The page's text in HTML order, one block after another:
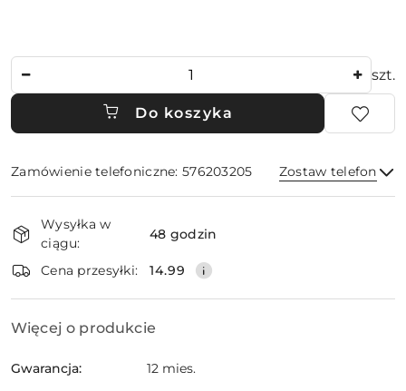
szt.
Do koszyka
Zamówienie telefoniczne: 576203205 Zostaw telefon
i
dostawa
Wysyłka w
ciągu:
48 godzin
Cena przesyłki: 14.99
Więcej o produkcie
Gwarancja:
12 mies.